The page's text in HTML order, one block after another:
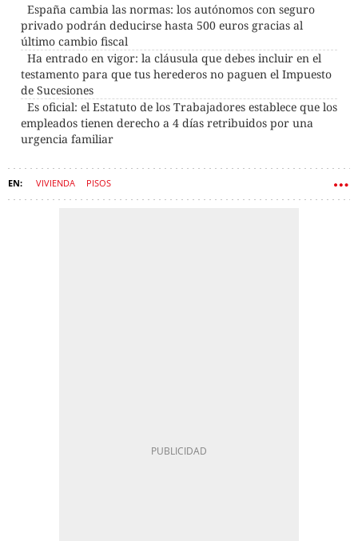
España cambia las normas: los autónomos con seguro
privado podrán deducirse hasta 500 euros gracias al
último cambio fiscal
Ha entrado en vigor: la cláusula que debes incluir en el
testamento para que tus herederos no paguen el Impuesto
de Sucesiones
Es oficial: el Estatuto de los Trabajadores establece que los
empleados tienen derecho a 4 días retribuidos por una
urgencia familiar
VIVIENDA PISOS